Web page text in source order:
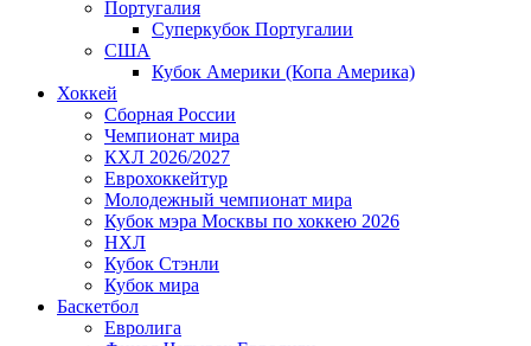
Португалия
Суперкубок Португалии
США
Кубок Америки (Копа Америка)
Хоккей
Сборная России
Чемпионат мира
КХЛ 2026/2027
Еврохоккейтур
Молодежный чемпионат мира
Кубок мэра Москвы по хоккею 2026
НХЛ
Кубок Стэнли
Кубок мира
Баскетбол
Евролига